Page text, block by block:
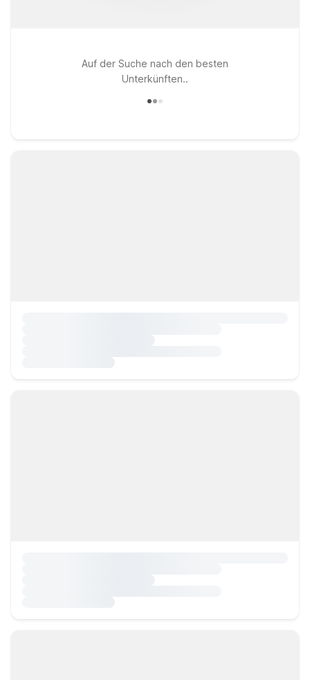
Auf der Suche nach den besten
Unterkünften..